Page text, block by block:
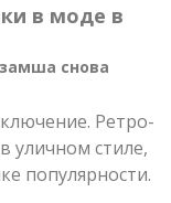
в моде в
снова
Ретро-
уличном стиле,
популярности.